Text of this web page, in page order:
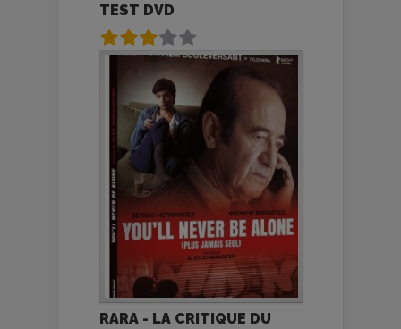
TEST DVD
RARA - LA CRITIQUE DU